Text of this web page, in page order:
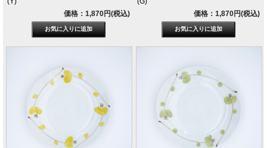
価格：1,870円(税込)
価格：1,870円(税込)